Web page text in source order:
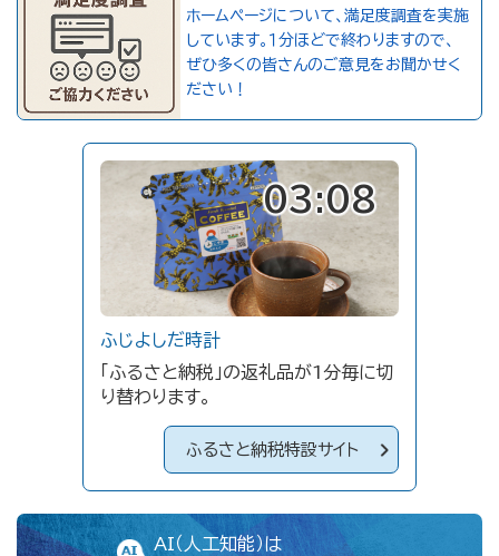
ホームページについて、満足度調査を実施
しています。１分ほどで終わりますので、
ぜひ多くの皆さんのご意見をお聞かせく
ださい！
03:08
ふじよしだ時計
「ふるさと納税」の返礼品が1分毎に切
り替わります。
ふるさと納税特設サイト
AI（人工知能）は